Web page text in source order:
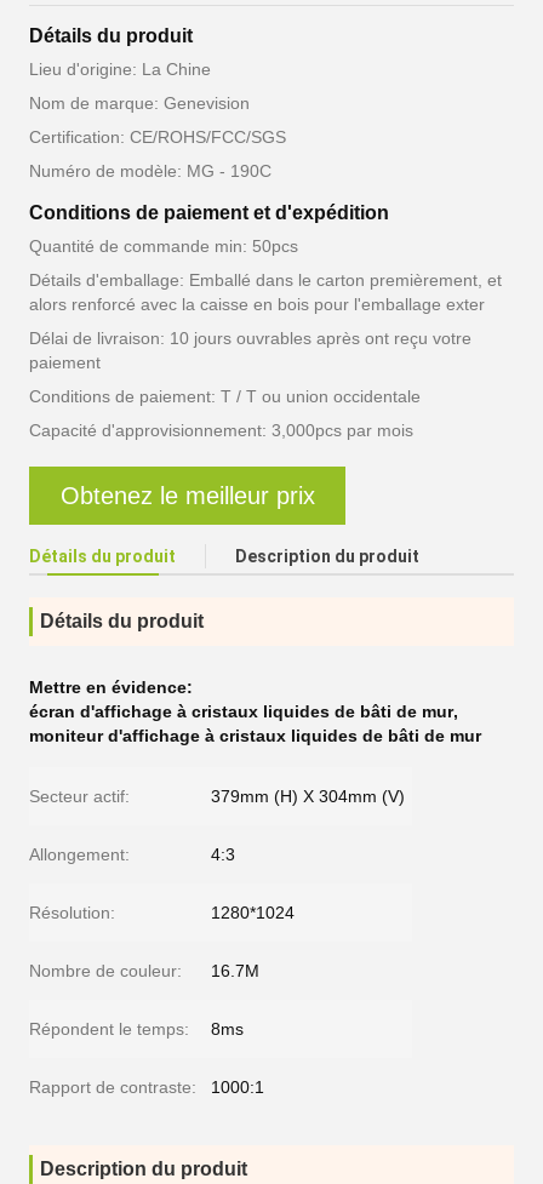
Détails du produit
Lieu d'origine: La Chine
Nom de marque: Genevision
Certification: CE/ROHS/FCC/SGS
Numéro de modèle: MG - 190C
Conditions de paiement et d'expédition
Quantité de commande min: 50pcs
Détails d'emballage: Emballé dans le carton premièrement, et
alors renforcé avec la caisse en bois pour l'emballage exter
Délai de livraison: 10 jours ouvrables après ont reçu votre
paiement
Conditions de paiement: T / T ou union occidentale
Capacité d'approvisionnement: 3,000pcs par mois
Obtenez le meilleur prix
Détails du produit Description du produit
Détails du produit
Mettre en évidence:
écran d'affichage à cristaux liquides de bâti de mur,
moniteur d'affichage à cristaux liquides de bâti de mur
Secteur actif: 379mm (H) X 304mm (V)
Allongement: 4:3
Résolution: 1280*1024
Nombre de couleur: 16.7M
Répondent le temps: 8ms
Rapport de contraste: 1000:1
Description du produit